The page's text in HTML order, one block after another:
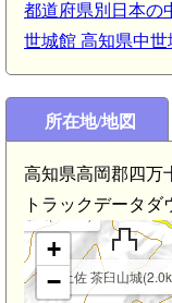
都道府県別日本の
世城館 高知県中
所在地/地図
高知県高岡郡四万
トラックデータダ
土佐 茶臼山城
柳瀬城(2.7km)
+
−